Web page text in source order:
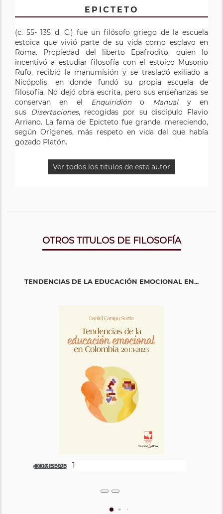
EPICTETO
(c. 55- 135 d. C.) fue un filósofo griego de la escuela
estoica que vivió parte de su vida como esclavo en
Roma. Propiedad del liberto Epafrodito, quien lo
incentivó a estudiar filosofía con el estoico Musonio
Rufo, recibió la manumisión y se trasladó exiliado a
Nicópolis, en donde fundó su propia escuela de
filosofía. No dejó obra escrita, pero sus enseñanzas se
conservan en el Enquiridióno Manualy en
sus Disertaciones, recogidas por su discípulo Flavio
Arriano. La fama de Epicteto fue grande, mereciendo,
según Orígenes, más respeto en vida del que había
gozado Platón.
Ver todos los titulos de este autor
OTROS TITULOS DE FILOSOFÍA
TENDENCIAS DE LA EDUCACIÓN EMOCIONAL EN...